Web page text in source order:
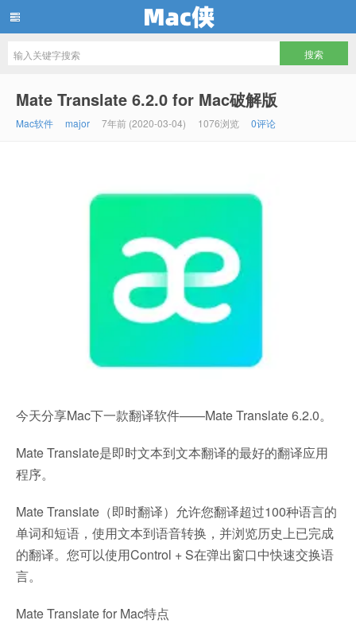
Mate Translate 6.2.0 for Mac破解版
Mac软件 major 7年前 (2020-03-04) 1076浏览 0评论
今天分享Mac下一款翻译软件——Mate Translate 6.2.0。
Mate Translate是即时文本到文本翻译的最好的翻译应用
程序。
Mate Translate（即时翻译）允许您翻译超过100种语言的
单词和短语，使用文本到语音转换，并浏览历史上已完成
的翻译。您可以使用Control + S在弹出窗口中快速交换语
言。
Mate Translate for Mac特点